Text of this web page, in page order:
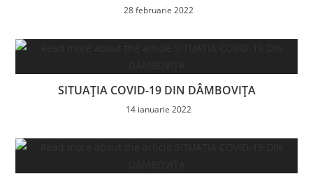
28 februarie 2022
SITUAȚIA COVID-19 DIN DÂMBOVIȚA
14 ianuarie 2022